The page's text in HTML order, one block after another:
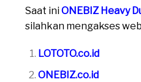
Saat iniONEBIZ Heavy
silahkan mengakses
LOTOTO.co.id
ONEBIZ.co.id